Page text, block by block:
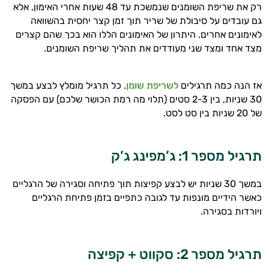
רק את שריפת השומנים שנמשכת עד 48 שעות אחרי האימון, אלא
גם עובדים על סיבולת של שריר תוך זמן קצר יחסית בהשוואה
לאימונים אחרים. היתרון של האימונים הללו הוא בכך שהם קצרים
מצד אחד ומצד שני מעודדים את תהליך שריפת השומנים.
אז הנה כמה תרגילים לשריפת שומן. כל תרגיל מומלץ לבצע במשך
30 שניות, בין 2-3 סטים (תלוי מה רמת הכושר שלכם) עם הפסקה
של 20 שניות בין סט לסט.
תרגיל מספר 1: ג’מפינג ג’ק
במשך 30 שניות יש לבצע קפיצות תוך פתיחה וסגירה של הרגליים
כאשר הידיים מונפות עד לגובה כתפיים בזמן פתיחת הרגליים
ויורדות בסגירה.
תרגיל מספר 2: סקווט + קפיצה
היי,
התשובות שלי מבוססות על מאגרי מידע קליניים